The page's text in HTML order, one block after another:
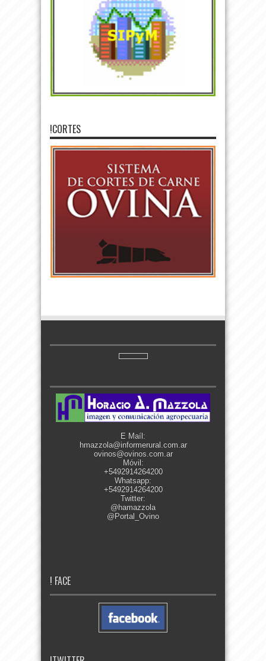
!CORTES
E Maíl:
hmazzola@informerural.com.ar
ovinos@ovinos.com.ar
Móvil:
+5492914264200
Whatsapp:
+5492914264200
Twitter:
@hamazzola
@Portal_Ovino
! FACE